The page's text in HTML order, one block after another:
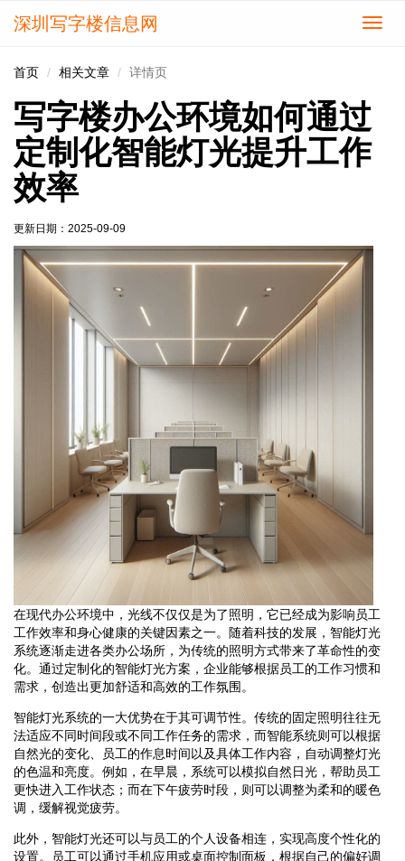
切
深圳写字楼信息网
首页 相关文章 详情页
写字楼办公环境如何通过
定制化智能灯光提升工作
效率
更新日期： 2025-09-09
在现代办公环境中，光线不仅仅是为了照明，它已经成为影响员工
工作效率和身心健康的关键因素之一。随着科技的发展，智能灯光
系统逐渐走进各类办公场所，为传统的照明方式带来了革命性的变
化。通过定制化的智能灯光方案，企业能够根据员工的工作习惯和
需求，创造出更加舒适和高效的工作氛围。
智能灯光系统的一大优势在于其可调节性。传统的固定照明往往无
法适应不同时间段或不同工作任务的需求，而智能系统则可以根据
自然光的变化、员工的作息时间以及具体工作内容，自动调整灯光
的色温和亮度。例如，在早晨，系统可以模拟自然日光，帮助员工
更快进入工作状态；而在下午疲劳时段，则可以调整为柔和的暖色
调，缓解视觉疲劳。
此外，智能灯光还可以与员工的个人设备相连，实现高度个性化的
设置。员工可以通过手机应用或桌面控制面板，根据自己的偏好调